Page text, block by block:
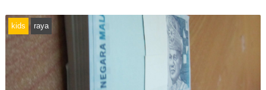
kids raya